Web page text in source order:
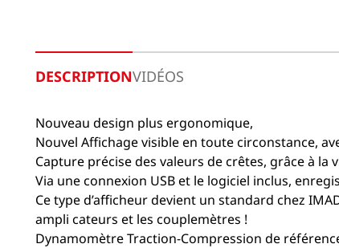
DESCRIPTIONVIDÉOS
Nouveau design plus ergonomique,
Nouvel Affichage visible en toute circonstance,
Capture précise des valeurs de crêtes, grâce à la
Via une connexion USB et le logiciel inclus,
Ce type d’afficheur devient un standard chez
ampli cateurs et les couplemètres !
Dynamomètre Traction-Compression de